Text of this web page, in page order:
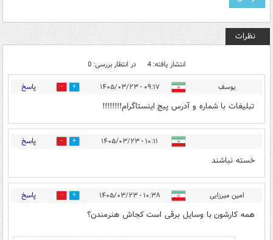
نظرات
انتشار یافته: 4 در انتظار بررسی: 0
یوسف ۰۹:۱۷ - ۱۴۰۵/۰۳/۲۳ 0 پاسخ
تبلیغات با شماره و آدرس پیج اینستاگرام!!!!!!!!
۱۰:۱۱ - ۱۴۰۵/۰۳/۲۳ 1 پاسخ
خسته نباشند
امین میرزایی ۱۰:۳۸ - ۱۴۰۵/۰۳/۲۳ 1 پاسخ
همه کارشون با وسایل برقی است کجاش هنرمندن؟